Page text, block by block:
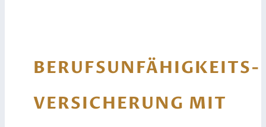
BERUFSUNFÄHIGKEITS­
VERSICHERUNG MIT